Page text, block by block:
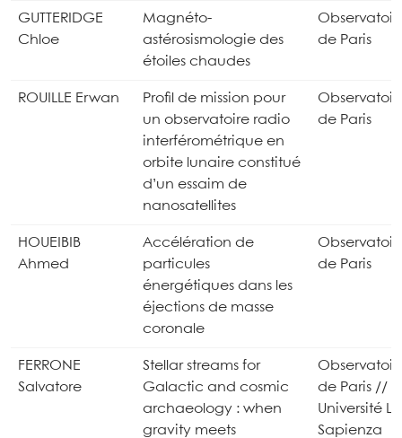
GUTTERIDGE
Chloe
Magnéto-
astérosismologie des
étoiles chaudes
de Paris
ROUILLE Erwan
Profil de mission pour
un observatoire radio
interférométrique en
orbite lunaire constitué
d’un essaim de
nanosatellites
de Paris
HOUEIBIB
Ahmed
Accélération de
particules
énergétiques dans les
éjections de masse
coronale
de Paris
FERRONE
Salvatore
Stellar streams for
Galactic and cosmic
archaeology : when
gravity meets
de Paris //
Université La
Sapienza